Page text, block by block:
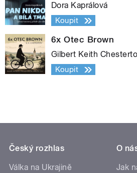
Dora Kaprálová
Koupit
6x Otec Brown
Gilbert Keith
Koupit
Český rozhlas
Válka na Ukrajině
O
Jak